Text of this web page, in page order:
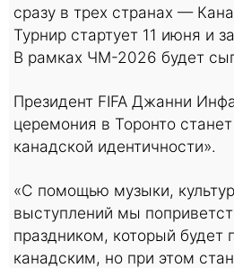
сразу в трех странах —
Турнир стартует 11 июня и
В рамках ЧМ-2026 будет
Президент FIFA Джанни
церемония в Торонто
канадской идентичности».
«С помощью музыки,
выступлений мы
праздником, который будет
канадским, но при этом